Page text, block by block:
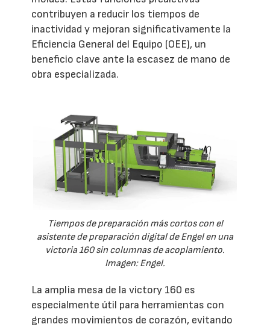
contribuyen a reducir los tiempos de
inactividad y mejoran significativamente la
Eficiencia General del Equipo (OEE), un
beneficio clave ante la escasez de mano de
obra especializada.
Tiempos de preparación más cortos con el
asistente de preparación digital de Engel en una
victoria 160 sin columnas de acoplamiento.
Imagen: Engel.
La amplia mesa de la victory 160 es
especialmente útil para herramientas con
grandes movimientos de corazón, evitando